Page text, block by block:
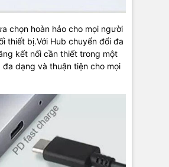
chọn hoàn hảo cho mọi người
thiết bị.Với Hub chuyển đổi đa
kết nối cần thiết trong một
dạng và thuận tiện cho mọi